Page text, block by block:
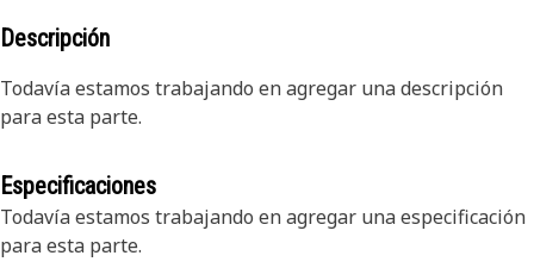
Descripción
Todavía estamos trabajando en agregar una descripción
para esta parte.
Especificaciones
Todavía estamos trabajando en agregar una especificación
para esta parte.